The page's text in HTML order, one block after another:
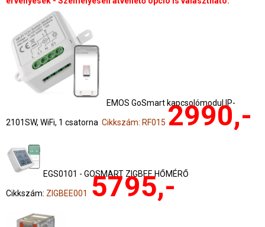
EMOS GoSmart kapcsolómodul IP-
2101SW, WiFi, 1 csatorna Cikkszám: RF015 2990,-
EGS0101 - GOSMART ZIGBEE HŐMÉRŐ
Cikkszám: ZIGBEE001 5795,-